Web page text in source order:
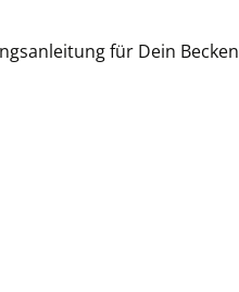
für Dein Becken